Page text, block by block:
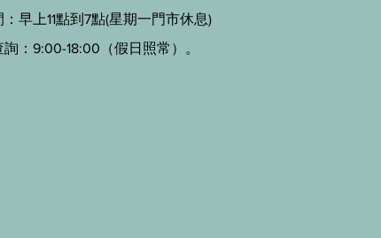
早上11點到7點(星期一門市休息)
：9:00-18:00（假日照常）。